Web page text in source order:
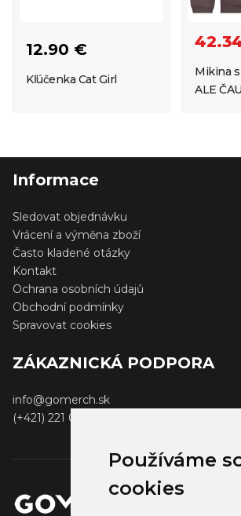
Používáme
cookies
12.90 €
Kľúčenka Cat Girl
Mikina
ALE
Informace
Sledovat objednávku
Vrácení a výměna zboží
Často kladené otázky
Kontakt
Ochrana osobních údajů
Obchodní podmínky
Spravovat cookies
ZÁKAZNICKÁ PODPORA
info@gomerch.sk
(+421) 221 001 000